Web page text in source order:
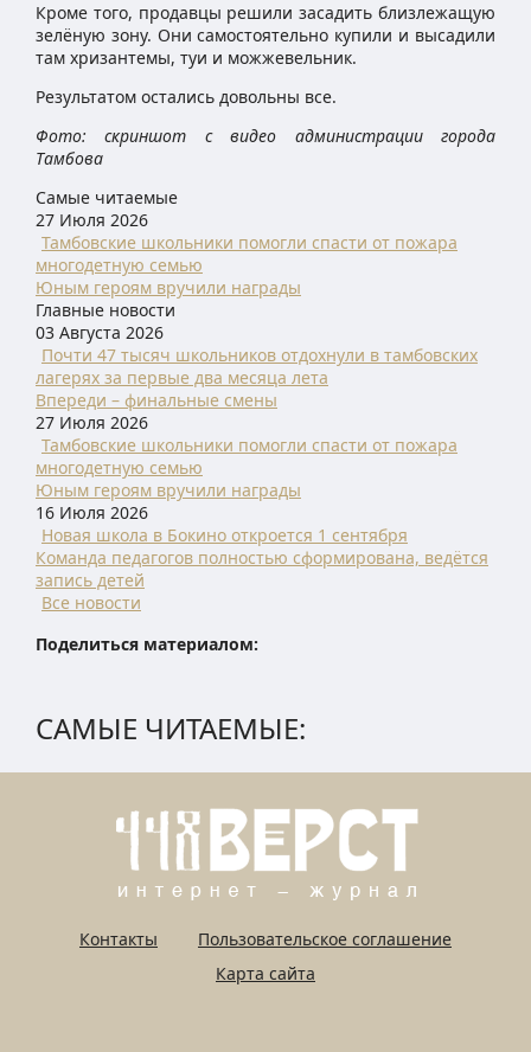
Кроме того, продавцы решили засадить близлежащую
зелёную зону. Они самостоятельно купили и высадили
там хризантемы, туи и можжевельник.
Результатом остались довольны все.
Фото: скриншот с видео администрации города
Тамбова
Самые читаемые
27 Июля 2026
Тамбовские школьники помогли спасти от пожара
многодетную семью
Юным героям вручили награды
Главные новости
03 Августа 2026
Почти 47 тысяч школьников отдохнули в тамбовских
лагерях за первые два месяца лета
Впереди – финальные смены
27 Июля 2026
Тамбовские школьники помогли спасти от пожара
многодетную семью
Юным героям вручили награды
16 Июля 2026
Новая школа в Бокино откроется 1 сентября
Команда педагогов полностью сформирована, ведётся
запись детей
Все новости
Поделиться материалом:
САМЫЕ ЧИТАЕМЫЕ:
Контакты
Пользовательское соглашение
Карта сайта